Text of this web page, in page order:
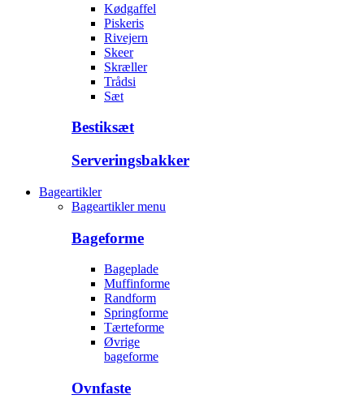
Kødgaffel
Piskeris
Rivejern
Skeer
Skræller
Trådsi
Sæt
Bestiksæt
Serveringsbakker
Bageartikler
Bageartikler menu
Bageforme
Bageplade
Muffinforme
Randform
Springforme
Tærteforme
Øvrige
bageforme
Ovnfaste